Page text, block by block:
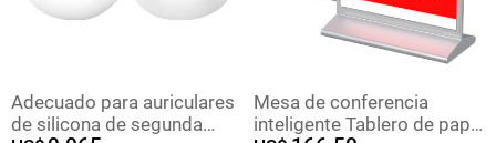
Adecuado para auriculares
de silicona de segunda
Mesa de conferencia
inteligente Tablero de papel